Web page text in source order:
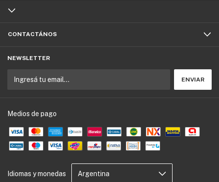
CONTACTÁNOS
NEWSLETTER
Medios de pago
Idiomas y monedas